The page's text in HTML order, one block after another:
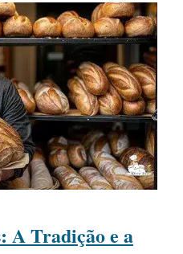
A Tradição e a